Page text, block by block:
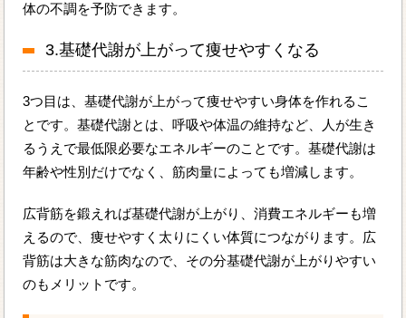
体の不調を予防できます。
3.基礎代謝が上がって痩せやすくなる
3つ目は、基礎代謝が上がって痩せやすい身体を作れるこ
とです。基礎代謝とは、呼吸や体温の維持など、人が生き
るうえで最低限必要なエネルギーのことです。基礎代謝は
年齢や性別だけでなく、筋肉量によっても増減します。
広背筋を鍛えれば基礎代謝が上がり、消費エネルギーも増
えるので、痩せやすく太りにくい体質につながります。広
背筋は大きな筋肉なので、その分基礎代謝が上がりやすい
のもメリットです。